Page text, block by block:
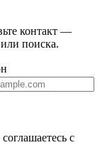
контакт —
поиска.
с